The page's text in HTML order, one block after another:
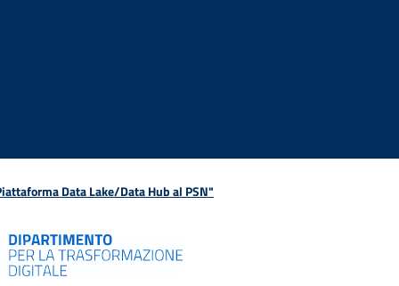
Data Lake/Data Hub al PSN"